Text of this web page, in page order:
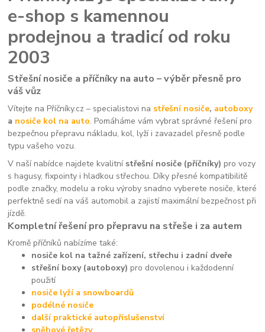
e-shop s kamennou
prodejnou a tradicí od roku
2003
Střešní nosiče a příčníky na auto – výběr přesně pro
váš vůz
Vítejte na Příčníky.cz – specialistovi na střešní nosiče, autoboxy
a nosiče kol na auto. Pomáháme vám vybrat správné řešení pro
bezpečnou přepravu nákladu, kol, lyží i zavazadel přesně podle
typu vašeho vozu.
V naší nabídce najdete kvalitní střešní nosiče (příčníky) pro vozy
s hagusy, fixpointy i hladkou střechou. Díky přesné kompatibilitě
podle značky, modelu a roku výroby snadno vyberete nosiče, které
perfektně sedí na váš automobil a zajistí maximální bezpečnost při
jízdě.
Kompletní řešení pro přepravu na střeše i za autem
Kromě příčníků nabízíme také:
nosiče kol na tažné zařízení, střechu i zadní dveře
střešní boxy (autoboxy) pro dovolenou i každodenní
použití
nosiče lyží a snowboardů
podélné nosiče
další praktické autopříslušenství